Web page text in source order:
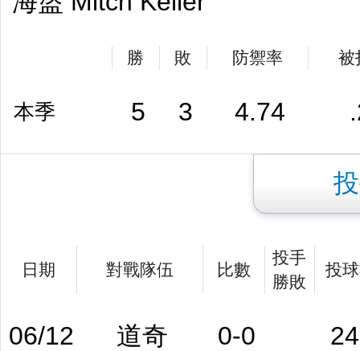
勝 敗 防禦率 被
本季 5 3 4.74
日期 對戰隊伍 比數
投手
勝敗
投
06/12 道奇 0-0